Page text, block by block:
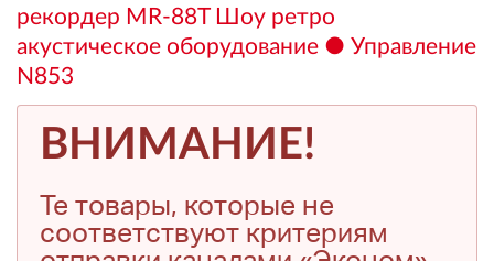
рекордер MR-88T Шоу ретро
акустическое оборудование ● Управление
N853
ВНИМАНИЕ!
Те товары, которые не
соответствуют критериям